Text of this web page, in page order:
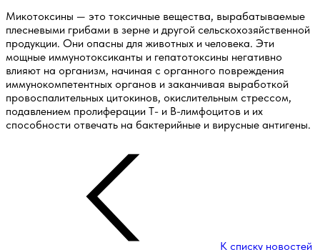
Микотоксины — это токсичные вещества, вырабатываемые
плесневыми грибами в зерне и другой сельскохозяйственной
продукции. Они опасны для животных и человека. Эти
мощные иммунотоксиканты и гепатотоксины негативно
влияют на организм, начиная с органного повреждения
иммунокомпетентных органов и заканчивая выработкой
провоспалительных цитокинов, окислительным стрессом,
подавлением пролиферации Т- и В-лимфоцитов и их
способности отвечать на бактерийные и вирусные антигены.
К списку новостей